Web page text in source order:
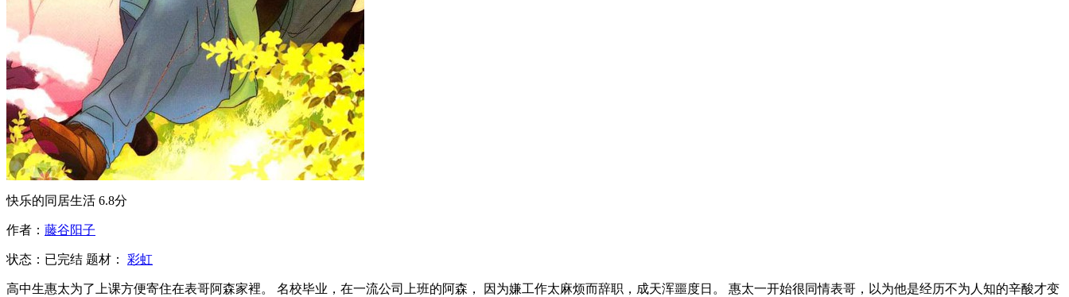
快乐的同居生活 6.8分
作者： 藤谷阳子
状态： 已完结 题材： 彩虹
高中生惠太为了上课方便寄住在表哥阿森家裡。 名校毕业，在一流公司上班的阿森， 因为嫌工作太麻烦而辞职，成天浑噩度日。 惠太一开始很同情表哥，以为他是经历不为人知的辛酸才变